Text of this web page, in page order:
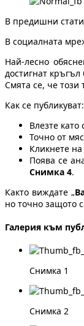
В предишни
В социалната
Най-лесно
достигнат
Смята се, че този
Как се публикуват:
Влезте като
Точно от
Кликнете на
Поява се
Снимка 4.
Както виждате „
но точно защото
Галерия към
Снимка 1
Снимка 2